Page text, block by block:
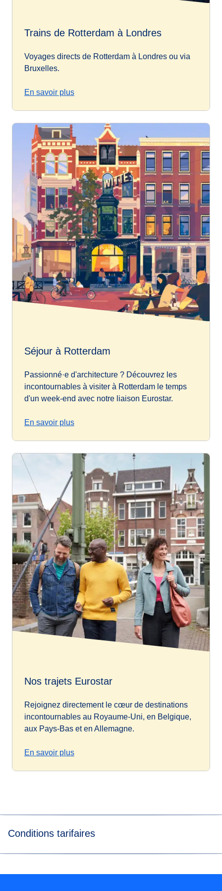
Trains de Rotterdam à Londres
Voyages directs de Rotterdam à Londres ou via
Bruxelles.
En savoir plus
Séjour à Rotterdam
Passionné·e d'architecture ? Découvrez les
incontournables à visiter à Rotterdam le temps
d'un week-end avec notre liaison Eurostar.
En savoir plus
Nos trajets Eurostar
Rejoignez directement le cœur de destinations
incontournables au Royaume-Uni, en Belgique,
aux Pays-Bas et en Allemagne.
En savoir plus
Conditions tarifaires